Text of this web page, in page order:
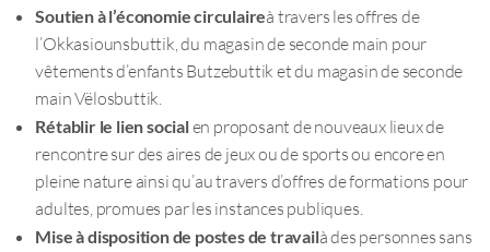
Soutien à l’économie circulaireà travers les offres de
l’Okkasiounsbuttik, du magasin de seconde main pour
vêtements d’enfants Butzebuttik et du magasin de seconde
main Vëlosbuttik.
Rétablir le lien socialen proposant de nouveaux lieux de
rencontre sur des aires de jeux ou de sports ou encore en
pleine nature ainsi qu’au travers d’offres de formations pour
adultes, promues par les instances publiques.
Mise à disposition de postes de travailà des personnes sans